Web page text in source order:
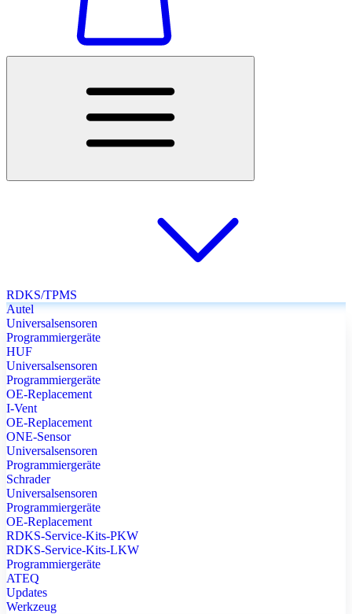
RDKS/TPMS
Autel
Universalsensoren
Programmiergeräte
HUF
Universalsensoren
Programmiergeräte
OE-Replacement
I-Vent
OE-Replacement
ONE-Sensor
Universalsensoren
Programmiergeräte
Schrader
Universalsensoren
Programmiergeräte
OE-Replacement
RDKS-Service-Kits-PKW
RDKS-Service-Kits-LKW
Programmiergeräte
ATEQ
Updates
Werkzeug